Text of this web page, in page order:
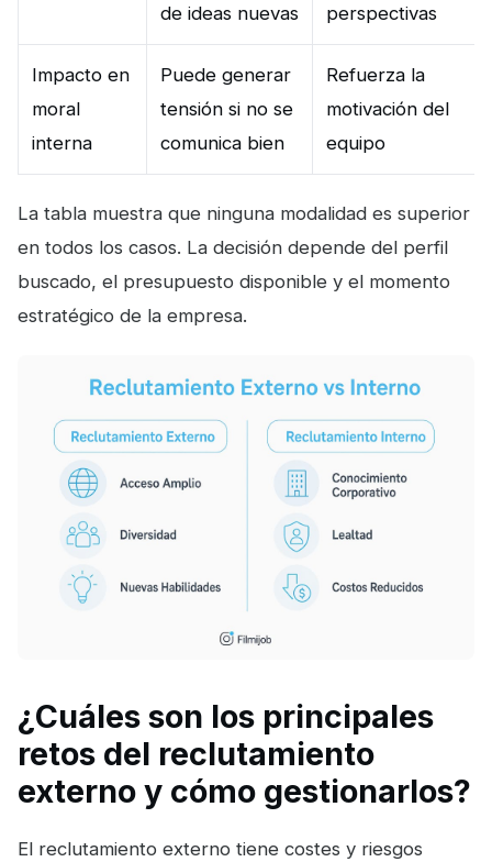
de ideas nuevas
perspectivas
Impacto en
moral
interna
Puede generar
tensión si no se
comunica bien
Refuerza la
motivación del
equipo
La tabla muestra que ninguna modalidad es superior
en todos los casos. La decisión depende del perfil
buscado, el presupuesto disponible y el momento
estratégico de la empresa.
¿Cuáles son los principales
retos del reclutamiento
externo y cómo gestionarlos?
El reclutamiento externo tiene costes y riesgos